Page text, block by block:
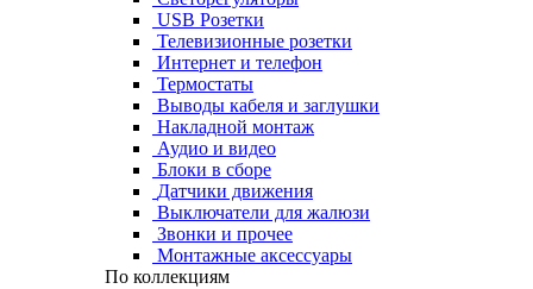
USB Розетки
Телевизионные розетки
Интернет и телефон
Термостаты
Выводы кабеля и заглушки
Накладной монтаж
Аудио и видео
Блоки в сборе
Датчики движения
Выключатели для жалюзи
Звонки и прочее
Монтажные аксессуары
По коллекциям